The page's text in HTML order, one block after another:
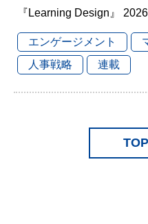
『Learning Design』
エンゲージメント
人事戦略
連載